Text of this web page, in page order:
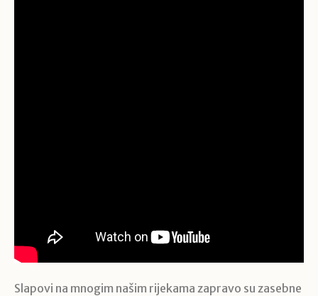
Slapovi na mnogim našim rijekama zapravo su zasebne